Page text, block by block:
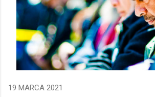
19 MARCA 2021